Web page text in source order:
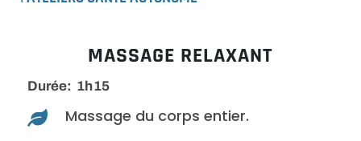
MASSAGE RELAXANT
Durée: 1h15
 Massage du corps entier.